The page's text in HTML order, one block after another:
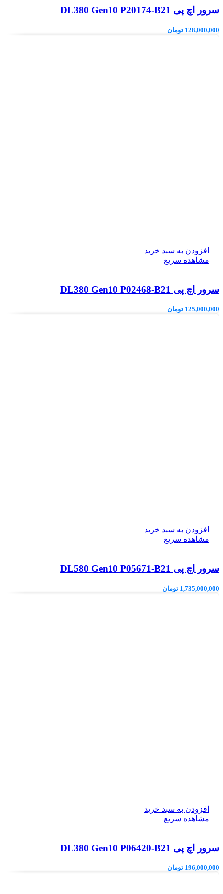
سرور اچ پی DL380 Gen10 P20174-B21
128,000,000 تومان
افزودن به سبد خرید
مشاهده سریع
سرور اچ پی DL380 Gen10 P02468-B21
125,000,000 تومان
افزودن به سبد خرید
مشاهده سریع
سرور اچ پی DL580 Gen10 P05671-B21
1,735,000,000 تومان
افزودن به سبد خرید
مشاهده سریع
سرور اچ پی DL380 Gen10 P06420-B21
196,000,000 تومان